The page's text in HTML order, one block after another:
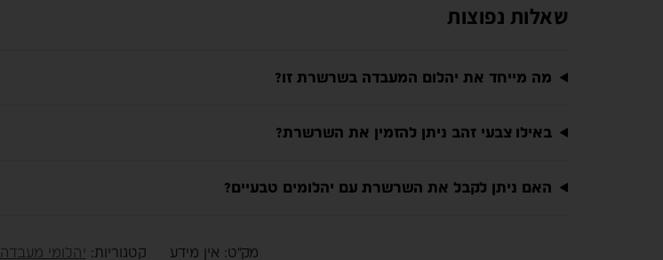
שאלות נפוצות
מה מייחד את יהלום המעבדה בשרשרת זו?
באילו צבעי זהב ניתן להזמין את השרשרת?
האם ניתן לקבל את השרשרת עם יהלומים טבעיים?
מק"ט: אין מידע קטגוריות: יהלומי מעבדה